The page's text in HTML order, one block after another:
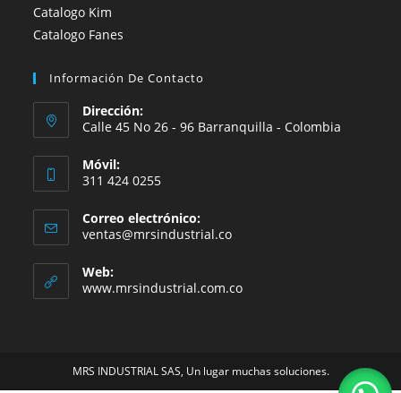
Catalogo Kim
Catalogo Fanes
Información De Contacto
Dirección:
Calle 45 No 26 - 96 Barranquilla - Colombia
Móvil:
311 424 0255
Correo electrónico:
ventas@mrsindustrial.coSe
tu
aplicación
Web:
www.mrsindustrial.com.co
MRS INDUSTRIAL SAS, Un lugar muchas soluciones.